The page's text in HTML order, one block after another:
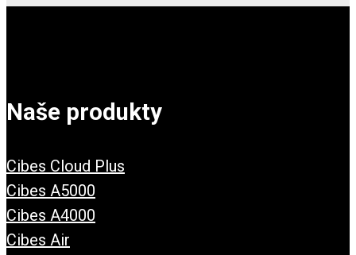
Naše produkty
Cibes Cloud Plus
Cibes A5000
Cibes A4000
Cibes Air